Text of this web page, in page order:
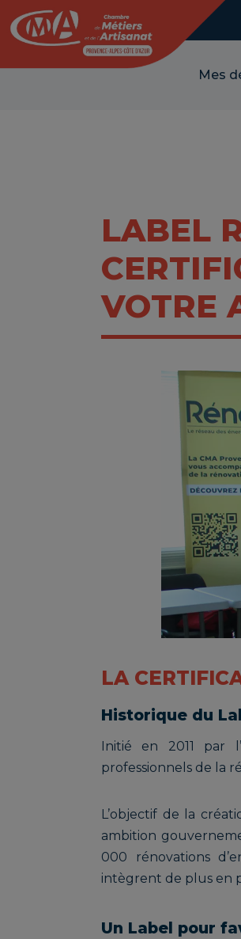
Mes
LABEL
VOTRE
LA
Historique du
Initié en 2011 par
professionnels de la
L’objectif de la
ambition
000 rénovations
intègrent de plus en
Un Label pour
Panneau de gestion des cookies